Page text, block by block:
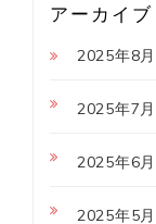
アーカイブ
2025年8月
2025年7月
2025年6月
2025年5月